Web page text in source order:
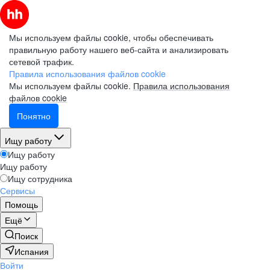
Мы используем файлы cookie, чтобы обеспечивать
правильную работу нашего веб-сайта и анализировать
сетевой трафик.
Правила использования файлов cookie
Мы используем файлы cookie. Правила использования
файлов cookie
Понятно
Ищу работу
Ищу работу
Ищу работу
Ищу сотрудника
Сервисы
Помощь
Ещё
Поиск
Испания
Войти